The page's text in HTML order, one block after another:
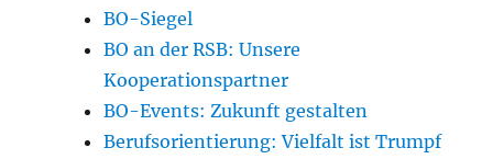
BO-Siegel
BO an der RSB: Unsere
Kooperationspartner
BO-Events: Zukunft gestalten
Berufsorientierung: Vielfalt ist Trumpf